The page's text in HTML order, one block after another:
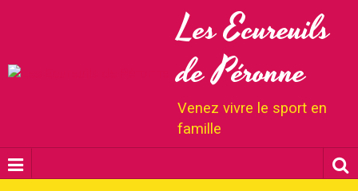
Les Ecureuils
de Péronne
Venez vivre le sport en
famille